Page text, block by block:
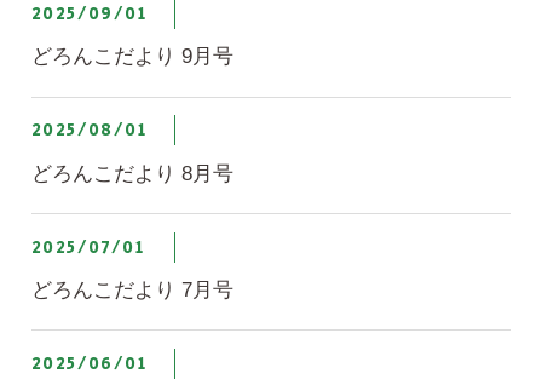
2025/09/01
どろんこだより 9月号
2025/08/01
どろんこだより 8月号
2025/07/01
どろんこだより 7月号
2025/06/01